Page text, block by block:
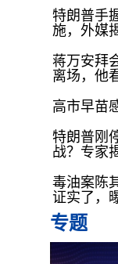
特朗普手
施，外媒
蒋万安拜
离场，他
高市早苗
特朗普刚
战？专家
毒油案陈
证实了，
专题